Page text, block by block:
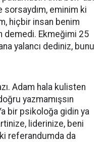
sorsaydım, eminim ki
hiçbir insan benim
demedi. Ekmeğimi 25
yalancı dediniz, bunu
Adam hala kulisten
yazmamışsın
bir psikoloğa gidin ya
liderinize, beni
referandumda da